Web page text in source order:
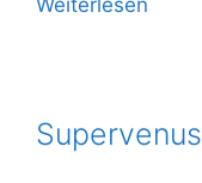
Supervenus